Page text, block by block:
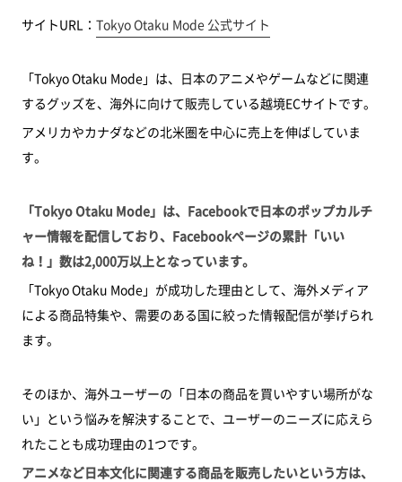
サイトURL： Tokyo Otaku Mode 公式サイト
「Tokyo Otaku Mode」は、日本のアニメやゲームなどに関連
するグッズを、海外に向けて販売している越境ECサイトです。
アメリカやカナダなどの北米圏を中心に売上を伸ばしていま
す。
「Tokyo Otaku Mode」は、Facebookで日本のポップカルチ
ャー情報を配信しており、Facebookページの累計「いい
ね！」数は2,000万以上となっています。
「Tokyo Otaku Mode」が成功した理由として、海外メディア
による商品特集や、需要のある国に絞った情報配信が挙げられ
ます。
そのほか、海外ユーザーの「日本の商品を買いやすい場所がな
い」という悩みを解決することで、ユーザーのニーズに応えら
れたことも成功理由の1つです。
アニメなど日本文化に関連する商品を販売したいという方は、